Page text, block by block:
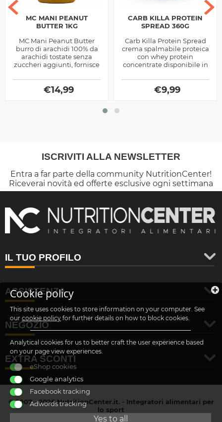
MC MANI PEANUT
BUTTER 1KG
MC Mani Peanut Butter
burro di arachidi 100% da
arachidi tostate senza
zuccheri aggiunti, fornisce
ai tuoi spuntini quotidiani
€14,99
CARB KILLA PROTEIN
SPREAD 360G
Carb Killa Protein Spread
crema spalmabile proteica
con whey protein
concentrate disponibile in
come supporto per gli
spuntini...
€9,99
ISCRIVITI ALLA NEWSLETTER
Entra a far parte della community NutritionCenter!
Riceverai novità ed offerte esclusive ogni settimana
IL TUO PROFILO
ASSISTENZA
NEGOZIO
EXTRA SCONTI
© 2007 - 2026 NutritionCenter.it. - Integratori alimentari per
lo sport
customer@nutritioncenter.it
Cookie policy
This site uses cookies to store information on your computer. See
our cookie policy for further details on how to block cookies.
Analytical cookies for us to better craft the user experience based
on your page view experiences.
eShop cookies
Google analytics
Facebook tracking
Adwords tracking
Yes to all